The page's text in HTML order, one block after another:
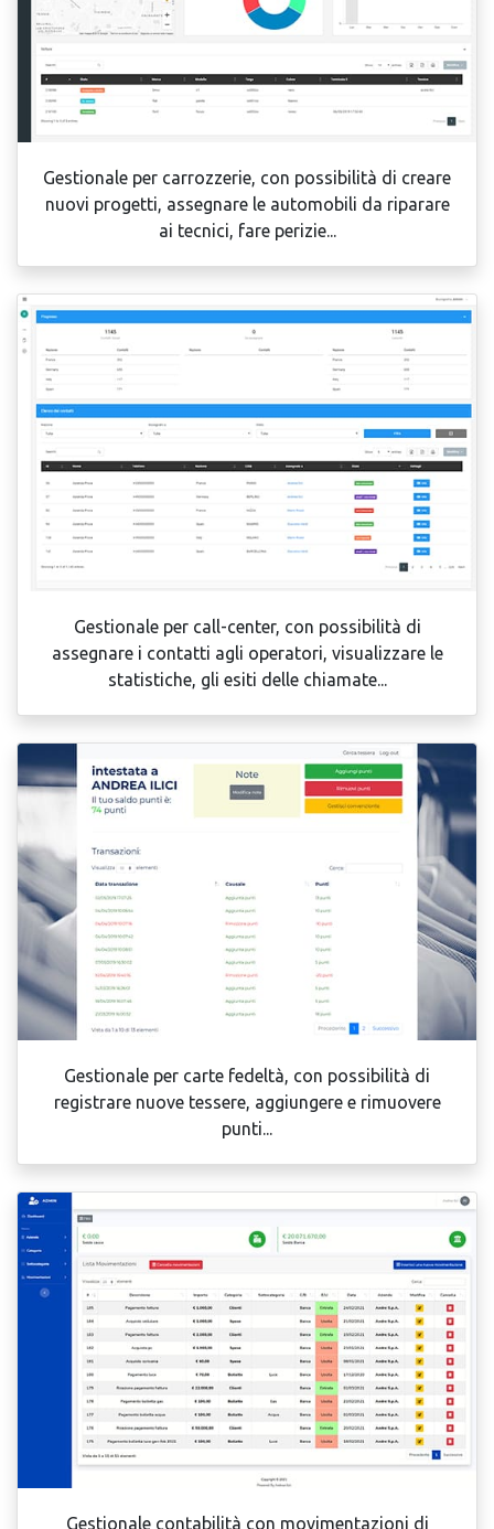
Gestionale per carrozzerie, con possibilità di creare
nuovi progetti, assegnare le automobili da riparare
ai tecnici, fare perizie...
Gestionale per call-center, con possibilità di
assegnare i contatti agli operatori, visualizzare le
statistiche, gli esiti delle chiamate...
Gestionale per carte fedeltà, con possibilità di
registrare nuove tessere, aggiungere e rimuovere
punti...
Gestionale contabilità con movimentazioni di